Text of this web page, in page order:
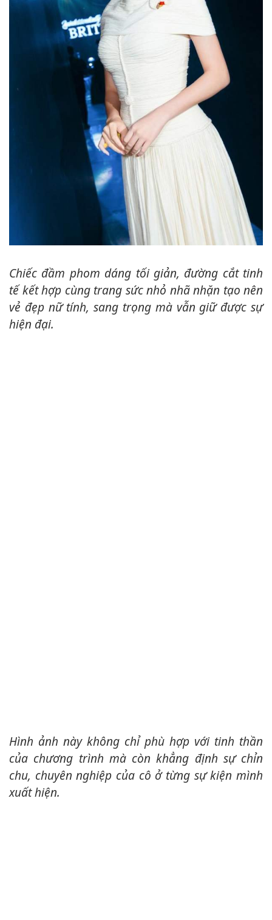
Chiếc đầm phom dáng tối giản, đường cắt tinh
tế kết hợp cùng trang sức nhỏ nhã nhặn tạo nên
vẻ đẹp nữ tính, sang trọng mà vẫn giữ được sự
hiện đại.
Hình ảnh này không chỉ phù hợp với tinh thần
của chương trình mà còn khẳng định sự chỉn
chu, chuyên nghiệp của cô ở từng sự kiện mình
xuất hiện.